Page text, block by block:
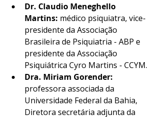
Dr. Claudio Meneghello
Martins: médico psiquiatra, vice-
presidente da Associação
Brasileira de Psiquiatria - ABP e
presidente da Associação
Psiquiátrica Cyro Martins - CCYM.
Dra. Miriam Gorender:
professora associada da
Universidade Federal da Bahia,
Diretora secretária adjunta da